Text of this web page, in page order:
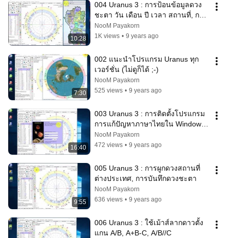
10:28
004 Uranus 3 : การป้อนข้อมูลดวง
ชะตา วัน เดือน ปี เวลา สถานที่, การ
ใช้แผนที่ประเทศไทย
NooM Payakorn
1K views • 9 years ago
7:30
002 แนะนำโปรแกรม Uranus ทุก
เวอร์ชั่น (ไม่ดูก็ได้ ;-)
NooM Payakorn
525 views • 9 years ago
16:40
003 Uranus 3 : การติดตั้งโปรแกรม
การแก้ปัญหาภาษาไทยใน Windows,
การอัพเดทโปรแกรม
NooM Payakorn
472 views • 9 years ago
9:55
005 Uranus 3 : การผูกดวงสถานที่
ต่างประเทศ, การบันทึกดวงชะตา
NooM Payakorn
636 views • 9 years ago
006 Uranus 3 : ใช้เม้าส์ลากดาวตั้ง
แกน A/B, A+B-C, A/B//C